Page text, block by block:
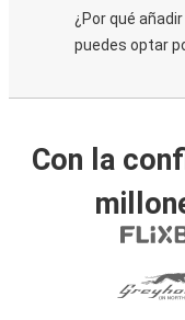
¿Por qué
puedes optar
Con la